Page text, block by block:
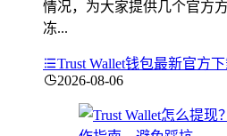
情况，为大家提供几个官方
冻...
Trust Wallet钱包最新官方
2026-08-06